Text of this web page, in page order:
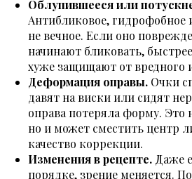
Облупившееся или
Антибликовое,
не вечное. Если оно
начинают бликовать,
хуже защищают от вредного
Деформация оправы. Очки
давят на виски или сидят
оправа потеряла форму. Это
но и может сместить центр
качество коррекции.
Изменения в рецепте. Даже
порядке, зрение меняется.